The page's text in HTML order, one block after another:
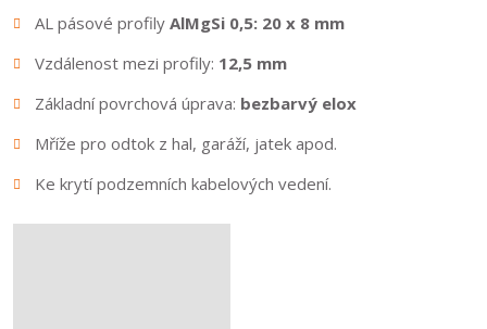
AL pásové profily AlMgSi 0,5: 20 x 8 mm
Vzdálenost mezi profily: 12,5 mm
Základní povrchová úprava: bezbarvý elox
Mříže pro odtok z hal, garáží, jatek apod.
Ke krytí podzemních kabelových vedení.